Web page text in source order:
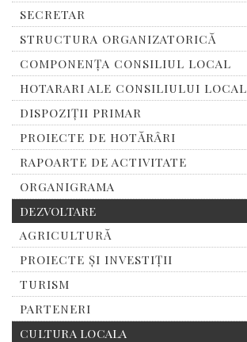
SECRETAR
STRUCTURA ORGANIZATORICĂ
COMPONENȚA CONSILIUL LOCAL
HOTARARI ALE CONSILIULUI LOCAL
DISPOZIȚII PRIMAR
PROIECTE DE HOTĂRÂRI
RAPOARTE DE ACTIVITATE
ORGANIGRAMA
DEZVOLTARE
AGRICULTURĂ
PROIECTE ȘI INVESTIȚII
TURISM
PARTENERI
CULTURA LOCALA